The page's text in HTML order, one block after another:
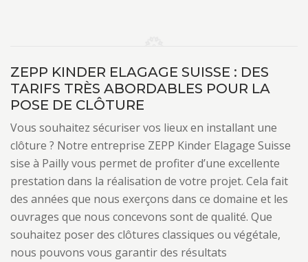
ZEPP KINDER ELAGAGE SUISSE : DES
TARIFS TRÈS ABORDABLES POUR LA
POSE DE CLÔTURE
Vous souhaitez sécuriser vos lieux en installant une
clôture ? Notre entreprise ZEPP Kinder Elagage Suisse
sise à Pailly vous permet de profiter d’une excellente
prestation dans la réalisation de votre projet. Cela fait
des années que nous exerçons dans ce domaine et les
ouvrages que nous concevons sont de qualité. Que
souhaitez poser des clôtures classiques ou végétale,
nous pouvons vous garantir des résultats